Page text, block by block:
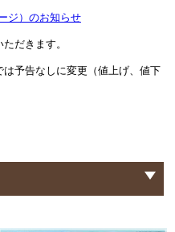
ジ）のお知らせ
だきます。
予告なしに変更（値上げ、値下